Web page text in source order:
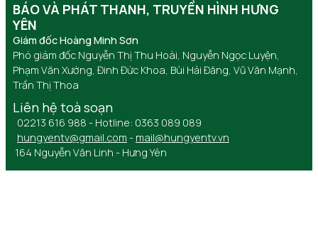
BÁO VÀ PHÁT THANH, TRUYỀN HÌNH HƯNG
YÊN
Giám đốc Hoàng Minh Sơn
Phó giám đốc Nguyễn Thị Thu Hoài, Nguyễn Ngọc Luyện,
Phạm Văn Xướng, Đinh Đức Khoa, Bùi Hải Đăng, Vũ Văn Mạnh,
Trần Thị Thoa
Liên hệ toà soạn
02213 616 988 - Hotline: 0363 089 089
hungyentv@gmail.com - mail@hungyentv.vn
164 Nguyễn Văn Linh - Hưng Yên